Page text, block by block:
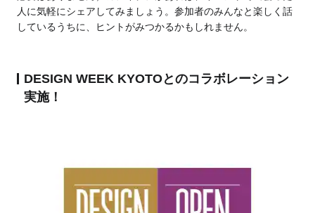
人に気軽にシェアしてみましょう。参加者のみんなと楽しく話
しているうちに、ヒントがみつかるかもしれません。
DESIGN WEEK KYOTOとのコラボレーション
実施！